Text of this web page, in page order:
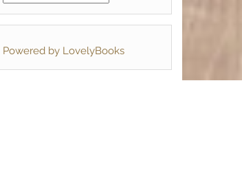
Powered by LovelyBooks